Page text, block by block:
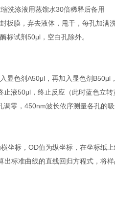
洗涤液用蒸馏水30倍稀释后备用
板膜，弃去液体，甩干，每孔加满
标试剂50μl，空白孔除外。
显色剂A50μl，再加入显色剂
止液50μl，终止反应（此时蓝色立转
调零，450nm波长依序测量各孔的
坐标，OD值为纵坐标，在坐标纸
出标准曲线的直线回归方程式，将